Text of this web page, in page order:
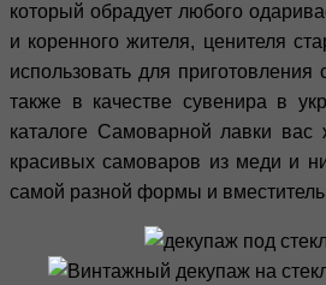
который обрадует любого
и коренного жителя, ценителя
использовать для приготовления
также в качестве сувенира в
каталоге Самоварной лавки
красивых самоваров из меди и
самой разной формы и